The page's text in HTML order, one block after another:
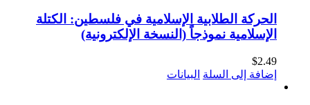
الحركة الطلابية الإسلامية في فلسطين: الكتلة
الإسلامية نموذجاً (النسخة الإلكترونية)
$2.49
إضافة إلى السلة البيانات